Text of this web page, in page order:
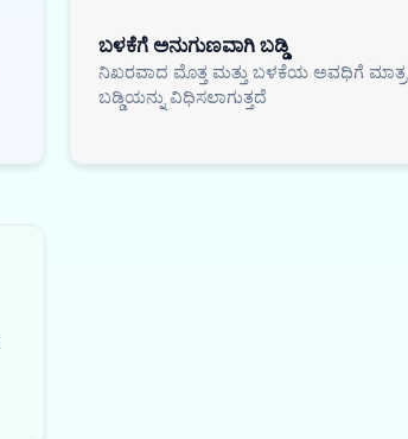
ಬಳಕೆಗೆ ಅನುಗುಣವಾಗಿ ಬಡ್ಡಿ
ನಿಖರವಾದ ಮೊತ್ತ ಮತ್ತು ಬಳಕೆಯ ಅವಧಿಗೆ ಮಾತ್ರ
ಬಡ್ಡಿಯನ್ನು ವಿಧಿಸಲಾಗುತ್ತದೆ